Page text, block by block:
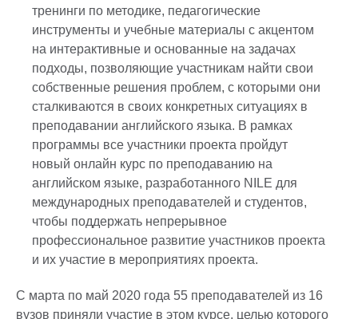
тренинги по методике, педагогические
инструменты и учебные материалы с акцентом
на интерактивные и основанные на задачах
подходы, позволяющие участникам найти свои
собственные решения проблем, с которыми они
сталкиваются в своих конкретных ситуациях в
преподавании английского языка. В рамках
программы все участники проекта пройдут
новый онлайн курс по преподаванию на
английском языке, разработанного NILE для
международных преподавателей и студентов,
чтобы поддержать непрерывное
профессиональное развитие участников проекта
и их участие в мероприятиях проекта.
С марта по май 2020 года 55 преподавателей из 16
вузов приняли участие в этом курсе, целью которого